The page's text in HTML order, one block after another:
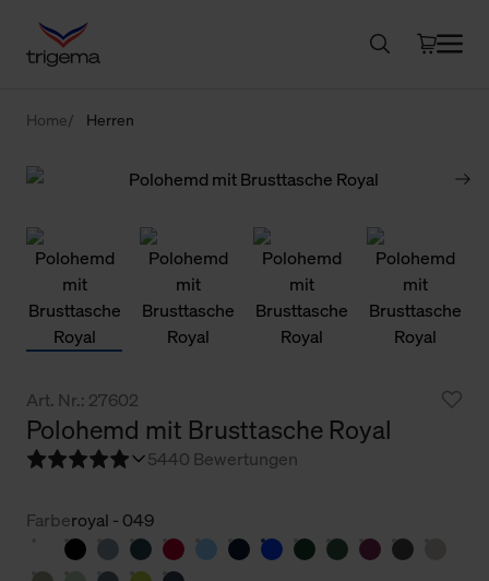
Home Herren
Art. Nr.: 27602
Polohemd mit Brusttasche Royal
5440 Bewertungen
Farberoyal - 049